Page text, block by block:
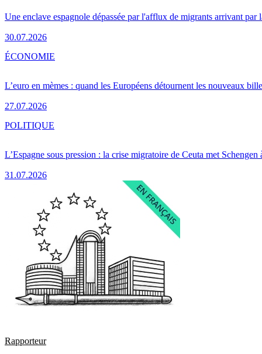
Une enclave espagnole dépassée par l'afflux de migrants arrivant par
30.07.2026
L’euro en mèmes : quand les Européens détournent les nouveaux
27.07.2026
ÉCONOMIE
L’Espagne sous pression : la crise migratoire de Ceuta met Schengen
31.07.2026
POLITIQUE
Rapporteur